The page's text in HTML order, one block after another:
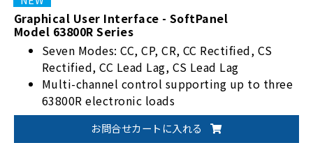
Graphical User Interface - SoftPanel
Model 63800R Series
Seven Modes: CC, CP, CR, CC Rectified, CS
Rectified, CC Lead Lag, CS Lead Lag
Multi-channel control supporting up to three
63800R electronic loads
Reporting functionality with sampling rates
from 1 to 10,000 seconds and a maximum
お問合せカートに入れる